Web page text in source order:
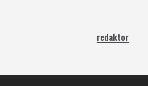
redaktor